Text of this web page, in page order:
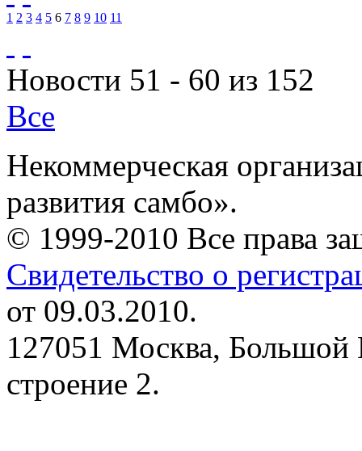
1 2 3 4 5 6 7 8 9 10 11
Новости 51 - 60 из 152
Все
Некоммерческая
развития самбо».
© 1999-2010 Все права
Свидетельство о
от 09.03.2010.
127051 Москва, Большой
строение 2.